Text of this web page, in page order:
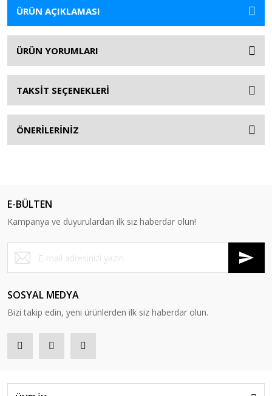
ÜRÜN AÇIKLAMASI
ÜRÜN YORUMLARI
TAKSİT SEÇENEKLERİ
ÖNERİLERİNİZ
E-BÜLTEN
Kampanya ve duyurulardan ilk siz haberdar olun!
SOSYAL MEDYA
Bizi takip edin, yeni ürünlerden ilk siz haberdar olun.